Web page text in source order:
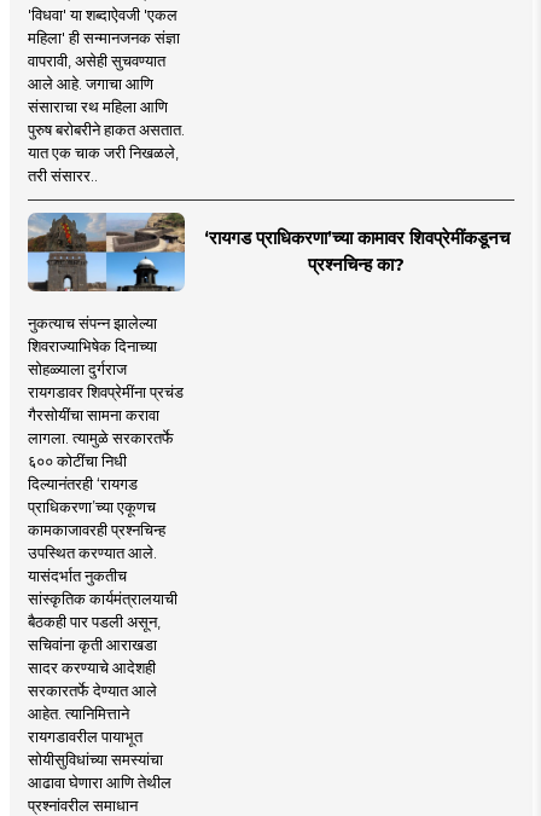
'विधवा' या शब्दाऐवजी 'एकल
महिला' ही सन्मानजनक संज्ञा
वापरावी, असेही सुचवण्यात
आले आहे. जगाचा आणि
संसाराचा रथ महिला आणि
पुरुष बरोबरीने हाकत असतात.
यात एक चाक जरी निखळले,
तरी संसारर..
‘रायगड प्राधिकरणा’च्या कामावर शिवप्रेमींकडूनच
प्रश्नचिन्ह का?
नुकत्याच संपन्न झालेल्या
शिवराज्याभिषेक दिनाच्या
सोहळ्याला दुर्गराज
रायगडावर शिवप्रेमींना प्रचंड
गैरसोयींचा सामना करावा
लागला. त्यामुळे सरकारतर्फे
६०० कोटींचा निधी
दिल्यानंतरही ‘रायगड
प्राधिकरणा’च्या एकूणच
कामकाजावरही प्रश्नचिन्ह
उपस्थित करण्यात आले.
यासंदर्भात नुकतीच
सांस्कृतिक कार्यमंत्रालयाची
बैठकही पार पडली असून,
सचिवांना कृती आराखडा
सादर करण्याचे आदेशही
सरकारतर्फे देण्यात आले
आहेत. त्यानिमित्ताने
रायगडावरील पायाभूत
सोयीसुविधांच्या समस्यांचा
आढावा घेणारा आणि तेथील
प्रश्नांवरील समाधान